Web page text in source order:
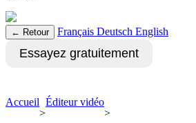
← Retour Français Deutsch English
Essayez gratuitement
Accueil
>
Éditeur vidéo
>